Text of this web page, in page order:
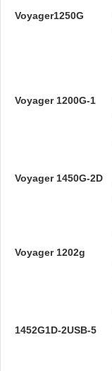
Voyager1250G
Voyager 1200G-1
Voyager 1450G-2D
Voyager 1202g
1452G1D-2USB-5